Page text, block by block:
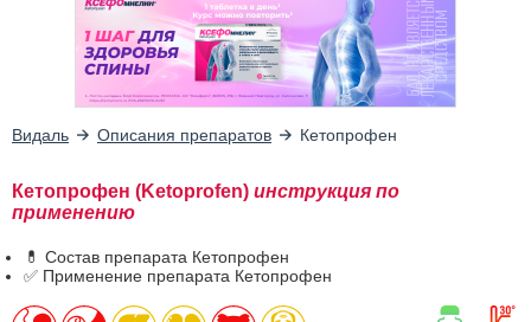
Видаль Описания препаратов Кетопрофен
Кетопрофен (Ketoprofen) инструкция по
применению
💊 Состав препарата Кетопрофен
✅ Применение препарата Кетопрофен